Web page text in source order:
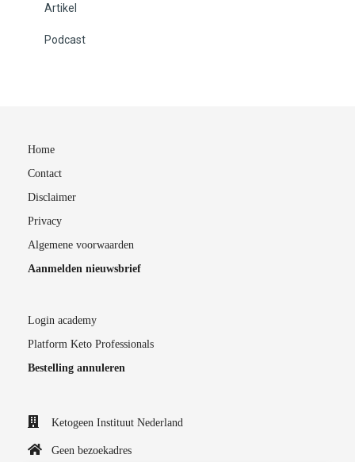
Artikel
Podcast
Home
Contact
Disclaimer
Privacy
Algemene voorwaarden
Aanmelden nieuwsbrief
Login academy
Platform Keto Professionals
Bestelling annuleren
Ketogeen Instituut Nederland
Geen bezoekadres